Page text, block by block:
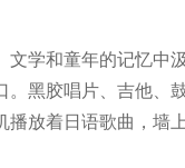
学和童年的记忆中
黑胶唱片、吉他
放着日语歌曲，墙